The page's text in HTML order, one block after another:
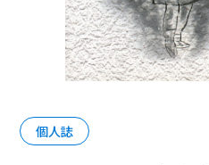
個人誌